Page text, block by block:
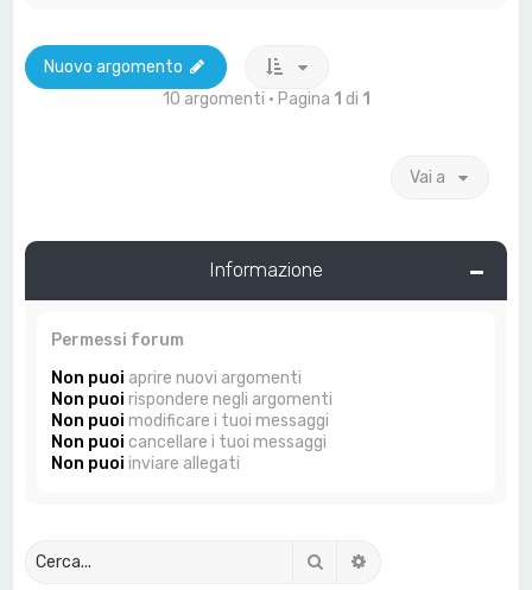
Nuovo argomento
10 argomenti • Pagina 1 di 1
Vai a
Informazione
Permessi forum
Non puoi aprire nuovi argomenti
Non puoi rispondere negli argomenti
Non puoi modificare i tuoi messaggi
Non puoi cancellare i tuoi messaggi
Non puoi inviare allegati
Cerca